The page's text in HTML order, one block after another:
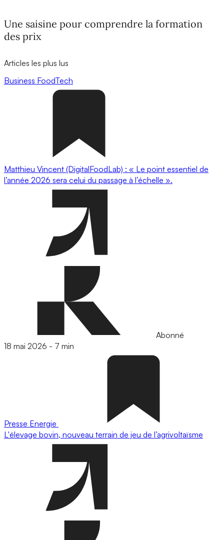
Une saisine pour comprendre la formation
des prix
Articles les plus lus
Business FoodTech
Matthieu Vincent (DigitalFoodLab) : « Le point essentiel de
l’année 2026 sera celui du passage à l’échelle ».
Abonné
18 mai 2026 - 7 min
Presse Energie
L'élevage bovin, nouveau terrain de jeu de l’agrivoltaïsme